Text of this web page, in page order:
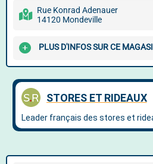
Rue Konrad Adenauer
14120 Mondeville
PLUS D'INFOS SUR CE